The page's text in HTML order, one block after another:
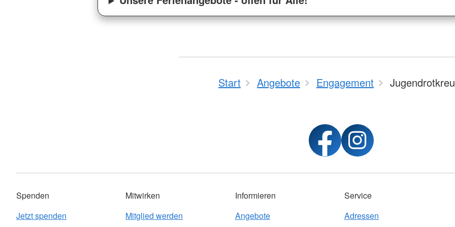
Start Angebote Engagement
Spenden
Jetzt spenden
Mitwirken
Mitglied werden
Informieren
Angebote
Service
Adressen